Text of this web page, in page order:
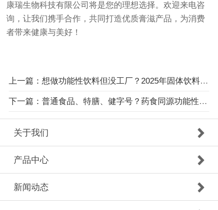
康瑞生物科技有限公司将是您的理想选择。欢迎来电咨
询，让我们携手合作，共同打造优质膏滋产品，为消费
者带来健康与美好！
上一篇：想做功能性饮料但没工厂？2025年固体饮料OEM代加工一站式搞定！
下一篇：普通食品、特膳、健字号？药食同源功能性食品代加工资质全解析
关于我们
产品中心
新闻动态